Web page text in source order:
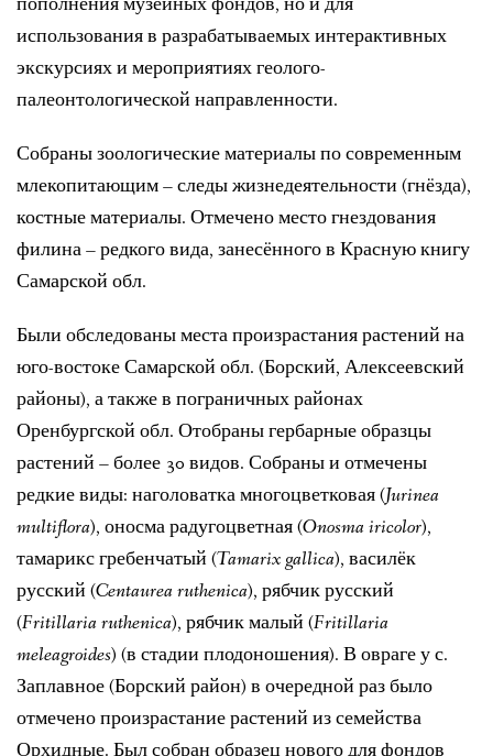
пополнения музейных фондов, но и для
использования в разрабатываемых интерактивных
экскурсиях и мероприятиях геолого-
палеонтологической направленности.
Собраны зоологические материалы по современным
млекопитающим – следы жизнедеятельности (гнёзда),
костные материалы. Отмечено место гнездования
филина – редкого вида, занесённого в Красную книгу
Самарской обл.
Были обследованы места произрастания растений на
юго-востоке Самарской обл. (Борский, Алексеевский
районы), а также в пограничных районах
Оренбургской обл. Отобраны гербарные образцы
растений – более 30 видов. Собраны и отмечены
редкие виды: наголоватка многоцветковая (Jurinea
multiflora), оносма радугоцветная (Onosma iricolor),
тамарикс гребенчатый (Tamarix gallica), василёк
русский (Centaurea ruthenica), рябчик русский
(Fritillaria ruthenica), рябчик малый (Fritillaria
meleagroides) (в стадии плодоношения). В овраге у с.
Заплавное (Борский район) в очередной раз было
отмечено произрастание растений из семейства